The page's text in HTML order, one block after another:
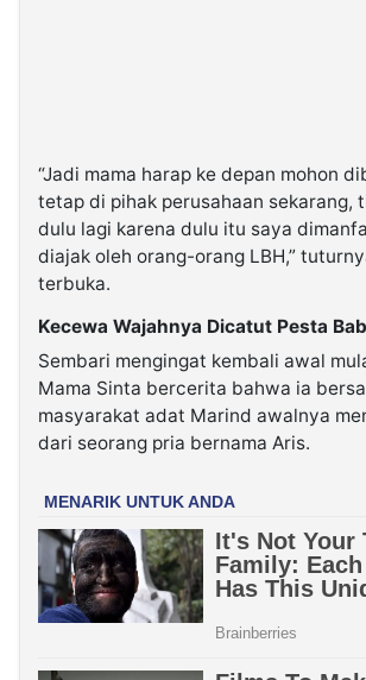
“Jadi mama harap ke depan mohon
tetap di pihak perusahaan sekarang,
dulu lagi karena dulu itu saya
diajak oleh orang-orang LBH,”
terbuka.
Kecewa Wajahnya Dicatut Pesta
Sembari mengingat kembali awal
Mama Sinta bercerita bahwa ia
masyarakat adat Marind awalnya
dari seorang pria bernama Aris.